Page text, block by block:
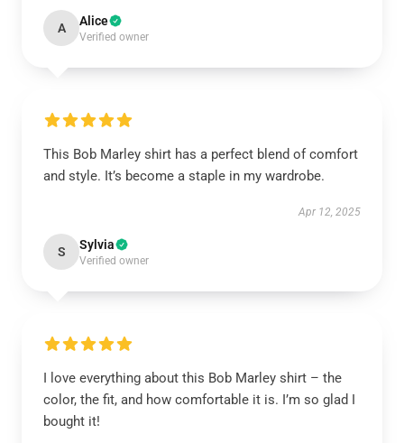
A Alice
Verified owner
This Bob Marley shirt has a perfect blend of comfort
and style. It’s become a staple in my wardrobe.
Apr 12, 2025
S Sylvia
Verified owner
I love everything about this Bob Marley shirt – the
color, the fit, and how comfortable it is. I’m so glad I
bought it!